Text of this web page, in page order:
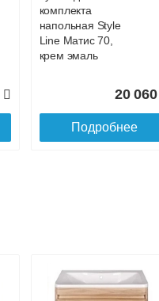
комплекта
напольная Style
Line Матис 70,
крем эмаль
20 060
Подробнее